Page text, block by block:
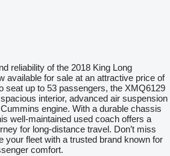
reliability of the 2018 King Long
available for sale at an attractive price of
seat up to 53 passengers, the XMQ6129
interior, advanced air suspension
engine. With a durable chassis
well-maintained used coach offers a
for long-distance travel. Don’t miss
your fleet with a trusted brand known for
comfort.